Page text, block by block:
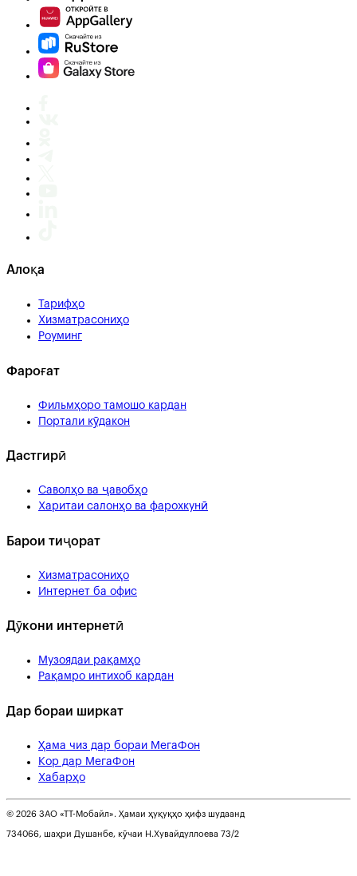
Алоқа
Тарифҳо
Хизматрасониҳо
Роуминг
Фароғат
Фильмҳоро тамошо кардан
Портали кӯдакон
Дастгирӣ
Саволҳо ва ҷавобҳо
Харитаи салонҳо ва фарохкунӣ
Барои тиҷорат
Хизматрасониҳо
Интернет ба офис
Дӯкони интернетӣ
Музоядаи рақамҳо
Рақамро интихоб кардан
Дар бораи ширкат
Ҳама чиз дар бораи МегаФон
Кор дар МегаФон
Хабарҳо
© 2026 ЗАО «ТТ-Мобайл». Ҳамаи ҳуқуқҳо ҳифз шудаанд
734066, шаҳри Душанбе, кӯчаи Н.Хувайдуллоева 73/2